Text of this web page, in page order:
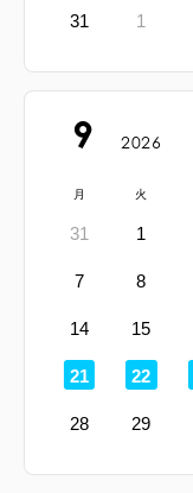
31 1
9 2026
月 火
31 1
7 8
14 15
21
定
休
日
22
定
休
日
28 29